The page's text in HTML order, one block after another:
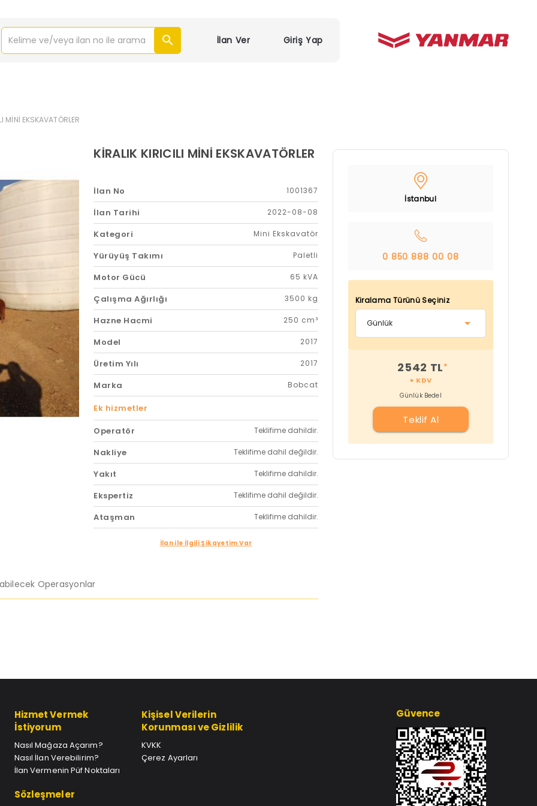
İlan Ver Giriş Yap
MİNİ EKSKAVATÖRLER
KİRALIK KIRICILI MİNİ EKSKAVATÖRLER
İlan No 1001367
İlan Tarihi 2022-08-08
Kategori Mini Ekskavatör
Yürüyüş Takımı Paletli
Motor Gücü 65 kVA
Çalışma Ağırlığı 3500 kg
Hazne Hacmi 250 cm³
Model 2017
Üretim Yılı 2017
Marka Bobcat
Ek hizmetler
Operatör
Teklifime dahildir.
Nakliye Teklifime dahil değildir.
Yakıt Teklifime dahildir.
Ekspertiz Teklifime dahil değildir.
Ataşman Teklifime dahildir.
İlan ile İlgili Şikayetim Var
Operasyonlar
İstanbul
0 850 888 00 08
Kiralama Türünü Seçiniz
2542 TL*
+ KDV
Günlük Bedel
Teklif Al
Hizmet Vermek
İstiyorum
Nasıl Mağaza Açarım?
Nasıl İlan Verebilirim?
İlan Vermenin Püf Noktaları
Sözleşmeler
Kişisel Verilerin
Korunması ve Gizlilik
KVKK
Çerez Ayarları
Güvence